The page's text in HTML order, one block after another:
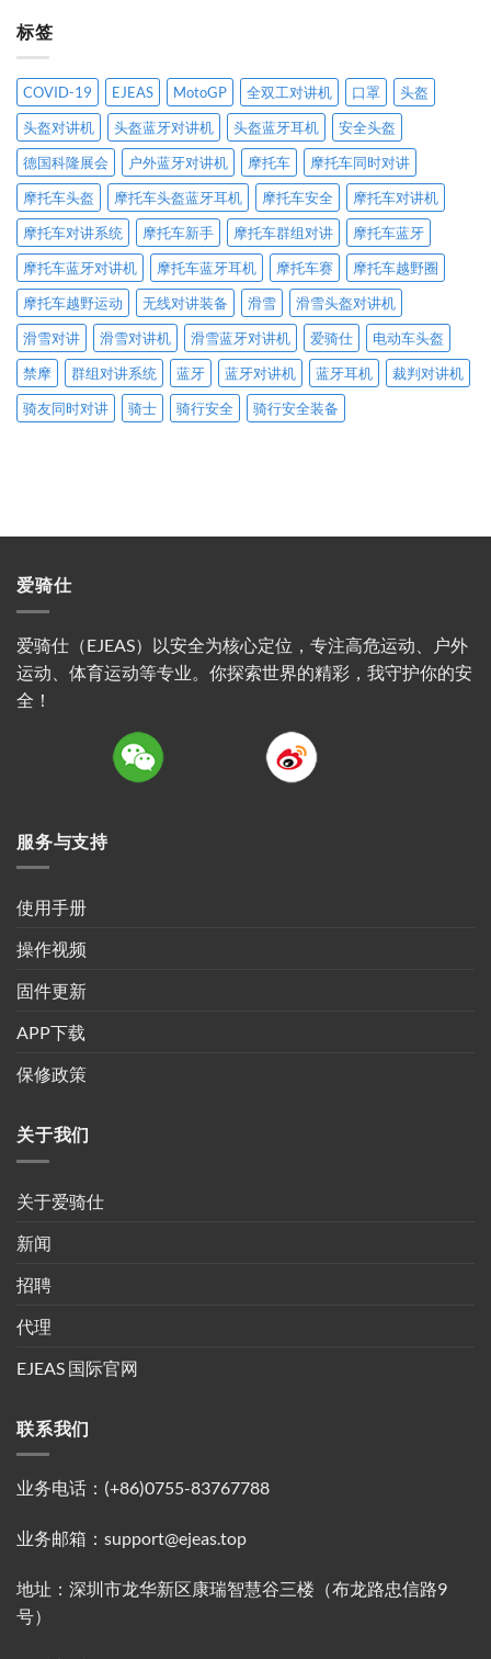
标签
COVID-19 EJEAS MotoGP 全双工对讲机 口罩
头盔
头盔对讲机
头盔蓝牙对讲机 头盔蓝牙耳机
安全头盔
德国科隆展会
户外蓝牙对讲机 摩托车
摩托车同时对讲
摩托车头盔
摩托车头盔蓝牙耳机 摩托车安全
摩托车对讲机
摩托车对讲系统
摩托车新手 摩托车群组对讲
摩托车蓝牙
摩托车蓝牙对讲机
摩托车蓝牙耳机 摩托车赛
摩托车越野圈
摩托车越野运动
无线对讲装备 滑雪
滑雪头盔对讲机
滑雪对讲
滑雪对讲机 滑雪蓝牙对讲机 爱骑仕
电动车头盔
禁摩
群组对讲系统 蓝牙 蓝牙对讲机 蓝牙耳机
裁判对讲机
骑友同时对讲
骑士 骑行安全 骑行安全装备
爱骑仕
爱骑仕（EJEAS）以安全为核心定位，专注高危运动、户外
运动、体育运动等专业。你探索世界的精彩，我守护你的安
全！
服务与支持
使用手册
操作视频
固件更新
APP下载
保修政策
关于我们
关于爱骑仕
新闻
招聘
代理
EJEAS 国际官网
联系我们
业务电话：(+86)0755-83767788
业务邮箱：support@ejeas.top
地址：深圳市龙华新区康瑞智慧谷三楼（布龙路忠信路9
号）